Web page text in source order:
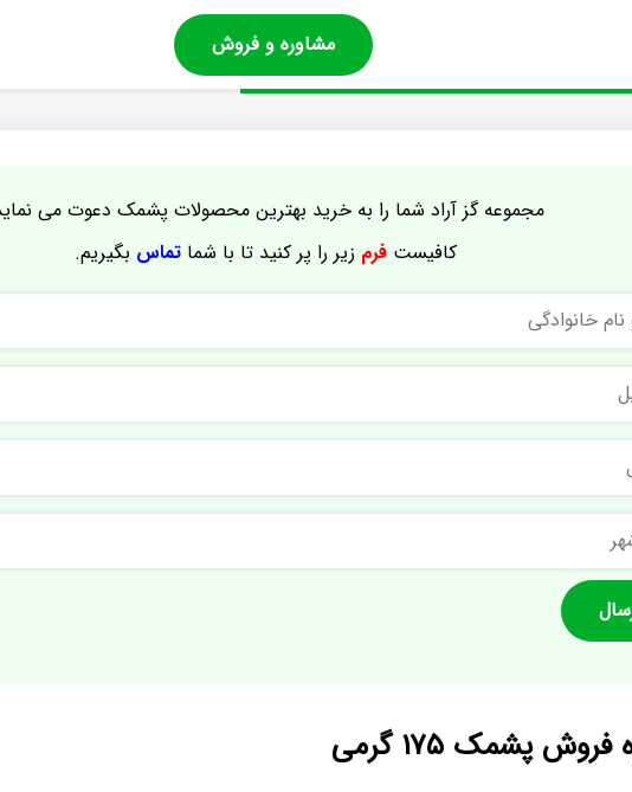
مشاوره و فروش
مجموعه گز آراد شما را به خرید بهترین محصولات پشمک دعوت می
کافیستفرم زیر را پر کنید تا با شماتماس بگیریم.
موبایل
پشمک ۱۷۵ گرمی